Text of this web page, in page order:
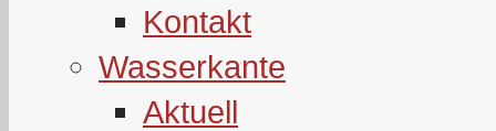
Kontakt
Wasserkante
Aktuell